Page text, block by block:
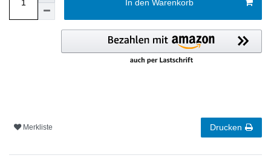
In den Warenkorb
Merkliste Drucken